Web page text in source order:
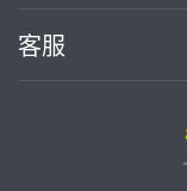
加入我們
熱門服務
案件中心
客服